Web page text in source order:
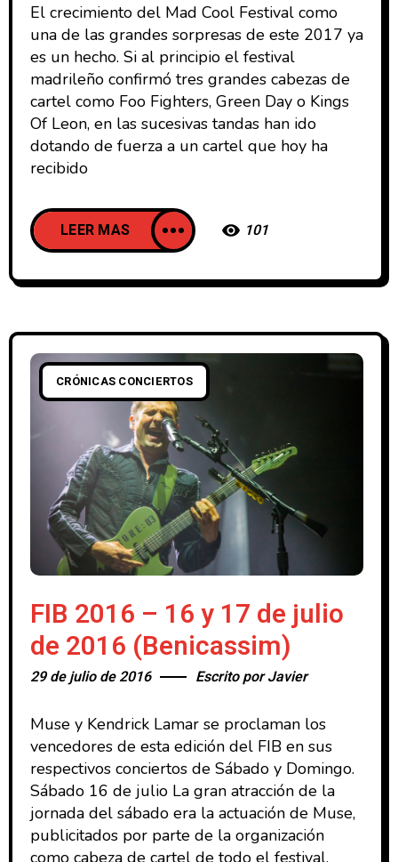
El crecimiento del Mad Cool Festival como
una de las grandes sorpresas de este 2017 ya
es un hecho. Si al principio el festival
madrileño confirmó tres grandes cabezas de
cartel como Foo Fighters, Green Day o Kings
Of Leon, en las sucesivas tandas han ido
dotando de fuerza a un cartel que hoy ha
recibido
LEER MAS 101
CRÓNICAS CONCIERTOS
FIB 2016 – 16 y 17 de julio
de 2016 (Benicassim)
29 de julio de 2016 Escrito porJavier
Muse y Kendrick Lamar se proclaman los
vencedores de esta edición del FIB en sus
respectivos conciertos de Sábado y Domingo.
Sábado 16 de julio La gran atracción de la
jornada del sábado era la actuación de Muse,
publicitados por parte de la organización
como cabeza de cartel de todo el festival,